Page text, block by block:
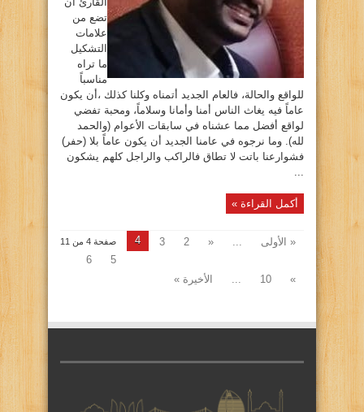
تضع من
علامات
التشكيل
ما تراه
مناسباً
للواقع والحالة، فالعام الجديد أتمناه وكلنا كذلك ،أن يكون
عاماً فيه يغاث الناس أمنا وأمانا وسلاماً، ومحبة تفضي
لواقع أفضل مما عشناه في سابقات الأعوام (والحمد
لله). وما نرجوه في عامنا الجديد أن يكون عاماً بلا (حفر)
فشوارعنا باتت لا تطاق فالراكب والراجل كلهم يشكون
...
أكمل القراءة »
صفحة 4 من 11 « الأولى ...
«
2
3
4
5
6
»
10
... الأخيرة »